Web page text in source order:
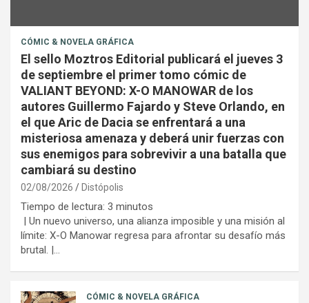
CÓMIC & NOVELA GRÁFICA
El sello Moztros Editorial publicará el jueves 3
de septiembre el primer tomo cómic de
VALIANT BEYOND: X-O MANOWAR de los
autores Guillermo Fajardo y Steve Orlando, en
el que Aric de Dacia se enfrentará a una
misteriosa amenaza y deberá unir fuerzas con
sus enemigos para sobrevivir a una batalla que
cambiará su destino
02/08/2026 Distópolis
Tiempo de lectura: 3 minutos
| Un nuevo universo, una alianza imposible y una misión al
límite: X-O Manowar regresa para afrontar su desafío más
brutal. |…
CÓMIC & NOVELA GRÁFICA